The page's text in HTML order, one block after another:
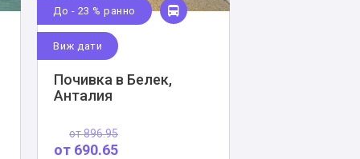
До - 23 % ранно
Виж дати
Почивка в Белек,
Анталия
от896.95
от 690.65